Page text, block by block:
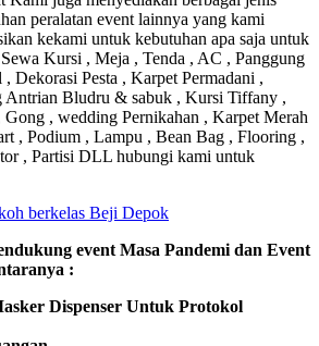
peralatan event lainnya yang kami
kekami untuk kebutuhan apa saja untuk
Kursi , Meja , Tenda , AC , Panggung
Dekorasi Pesta , Karpet Permadani ,
Antrian Bludru & sabuk , Kursi Tiffany ,
Gong , wedding Pernikahan , Karpet Merah
, Podium , Lampu , Bean Bag , Flooring ,
, Partisi DLL hubungi kami untuk
event Masa Pandemi dan Event
:
Dispenser Untuk Protokol